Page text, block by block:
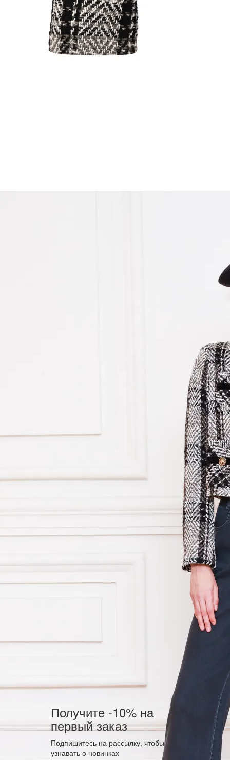
Получите -10% на
первый заказ
Подпишитесь на рассылку, чтобы
узнавать о новинках